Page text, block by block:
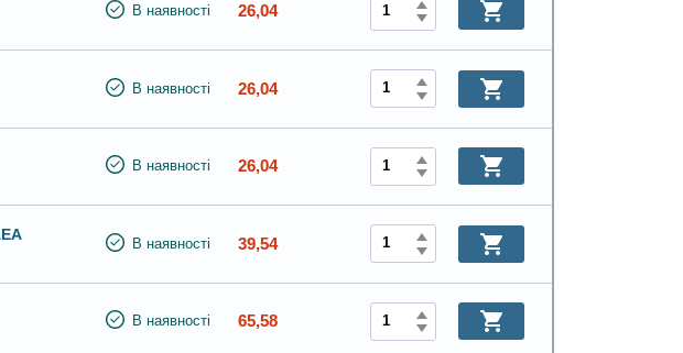
В наявності 26,04
В наявності 26,04
В наявності 26,04
В наявності 39,54
В наявності 65,58